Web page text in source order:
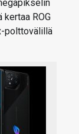
ROG
polttovälillä